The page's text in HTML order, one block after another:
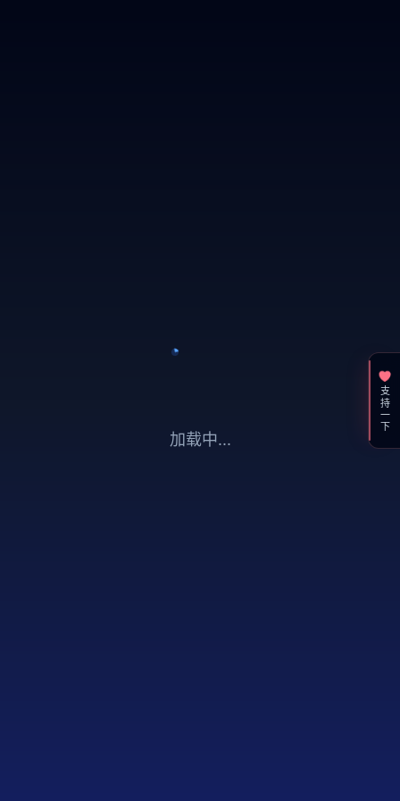
加载中...
支持一下